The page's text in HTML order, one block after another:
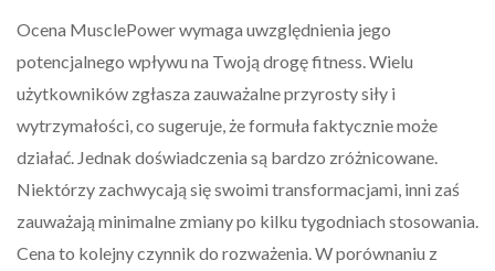
Ocena MusclePower wymaga uwzględnienia jego
potencjalnego wpływu na Twoją drogę fitness. Wielu
użytkowników zgłasza zauważalne przyrosty siły i
wytrzymałości, co sugeruje, że formuła faktycznie może
działać. Jednak doświadczenia są bardzo zróżnicowane.
Niektórzy zachwycają się swoimi transformacjami, inni zaś
zauważają minimalne zmiany po kilku tygodniach stosowania.
Cena to kolejny czynnik do rozważenia. W porównaniu z